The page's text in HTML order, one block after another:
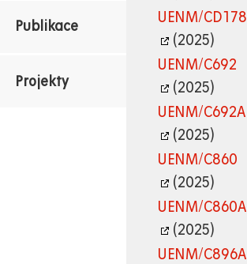
Publikace
Projekty
UENM/CD178
(2025)
UENM/C692
(2025)
UENM/C692A
(2025)
UENM/C860
(2025)
UENM/C860A
(2025)
UENM/C896A